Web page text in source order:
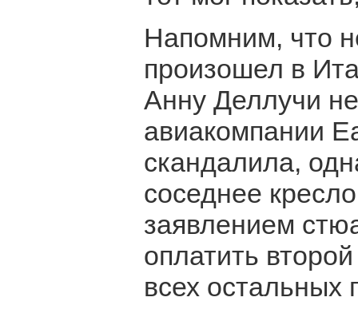
Напомним, что
произошел в
Анну Деллучи
авиакомпании
скандалила,
соседнее
заявлением
оплатить
всех остальных